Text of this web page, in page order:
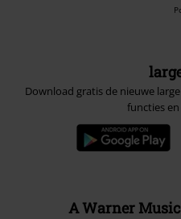
Download gratis de nieuwe
functies
A Warner